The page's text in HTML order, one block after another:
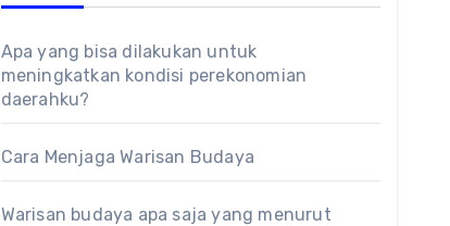
Apa yang bisa dilakukan untuk
meningkatkan kondisi perekonomian
daerahku?
Cara Menjaga Warisan Budaya
Warisan budaya apa saja yang menurut